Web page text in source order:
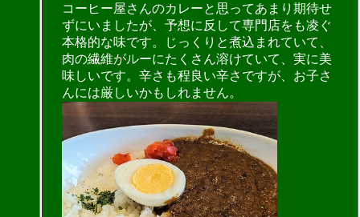
コーヒー屋さんのカレーと思ってあまり期待せ
ずにいましたが、予想に反して専門店をも凌ぐ
本格的な味です。じっくりと煮込まれていて、
肉の繊維がルーにたくさん溶けていて、実に美
味しいです。辛さも程良い辛さですが、お子さ
んには厳しいかもしれません。